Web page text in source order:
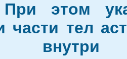
этом
части тел